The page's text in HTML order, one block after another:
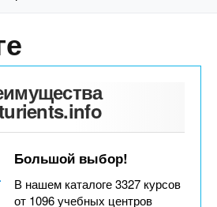
Большой выбор!
В нашем каталоге 3327 курсов
от 1096 учебных центров